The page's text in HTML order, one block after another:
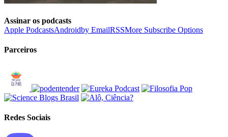
Assinar os podcasts
Apple PodcastsAndroidby EmailRSSMore Subscribe Options
Parceiros
Redes Sociais